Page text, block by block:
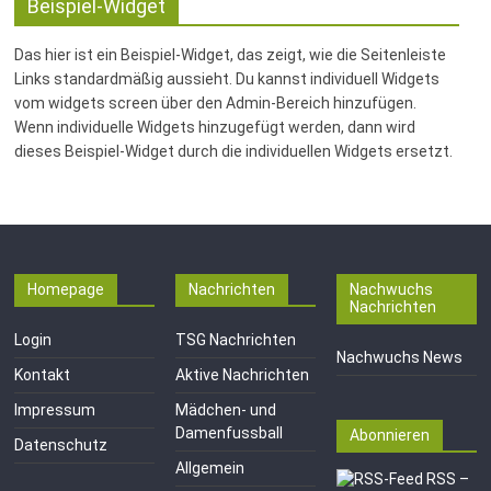
Beispiel-Widget
Das hier ist ein Beispiel-Widget, das zeigt, wie die Seitenleiste
Links standardmäßig aussieht. Du kannst individuell Widgets
vom widgets screen über den Admin-Bereich hinzufügen.
Wenn individuelle Widgets hinzugefügt werden, dann wird
dieses Beispiel-Widget durch die individuellen Widgets ersetzt.
Homepage
Login
Kontakt
Impressum
Datenschutz
Nachrichten
TSG Nachrichten
Aktive Nachrichten
Mädchen- und
Damenfussball
Allgemein
Nachwuchs
Nachrichten
Nachwuchs News
Abonnieren
RSS –